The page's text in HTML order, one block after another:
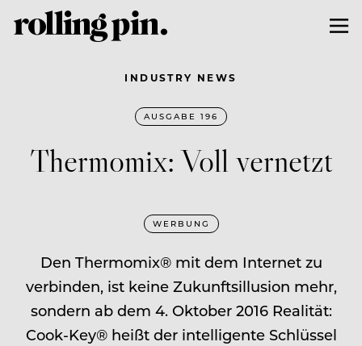
INDUSTRY NEWS
AUSGABE 196
Thermomix: Voll vernetzt
WERBUNG
Den Thermomix® mit dem Internet zu
verbinden, ist keine Zukunftsillusion mehr,
sondern ab dem 4. Oktober 2016 Realität:
Cook-Key® heißt der intelligente Schlüssel